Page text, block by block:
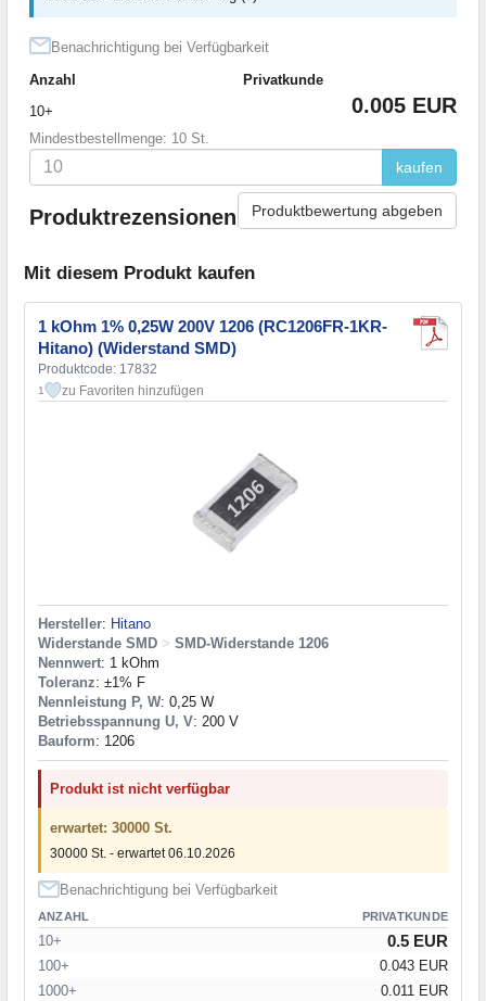
Benachrichtigung bei Verfügbarkeit
Anzahl
Privatkunde
10+
0.005 EUR
Mindestbestellmenge: 10 St.
kaufen
Produktrezensionen Produktbewertung abgeben
Mit diesem Produkt kaufen
1 kOhm 1% 0,25W 200V 1206 (RC1206FR-1KR-
Hitano) (Widerstand SMD)
Produktcode: 17832
1 zu Favoriten hinzufügen
Hersteller: Hitano
Widerstande SMD > SMD-Widerstande 1206
Nennwert: 1 kOhm
Toleranz: ±1% F
Nennleistung P, W: 0,25 W
Betriebsspannung U, V: 200 V
Bauform: 1206
Produkt ist nicht verfügbar
erwartet: 30000 St.
30000 St. - erwartet 06.10.2026
Benachrichtigung bei Verfügbarkeit
ANZAHL PRIVATKUNDE
10+ 0.5 EUR
100+
0.043 EUR
1000+
0.011 EUR